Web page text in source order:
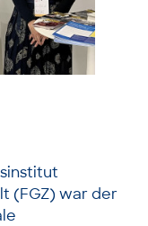
(FGZ) war der